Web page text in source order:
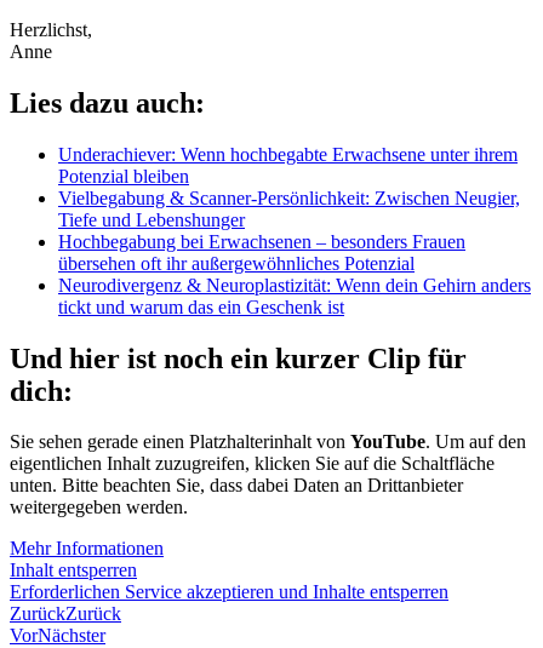
Herzlichst,
Anne
Lies dazu auch:
Underachiever: Wenn hochbegabte Erwachsene unter ihrem
Potenzial bleiben
Vielbegabung & Scanner-Persönlichkeit: Zwischen Neugier,
Tiefe und Lebenshunger
Hochbegabung bei Erwachsenen – besonders Frauen
übersehen oft ihr außergewöhnliches Potenzial
Neurodivergenz & Neuroplastizität: Wenn dein Gehirn anders
tickt und warum das ein Geschenk ist
Und hier ist noch ein kurzer Clip für
dich:
Sie sehen gerade einen Platzhalterinhalt von YouTube. Um auf den
eigentlichen Inhalt zuzugreifen, klicken Sie auf die Schaltfläche
unten. Bitte beachten Sie, dass dabei Daten an Drittanbieter
weitergegeben werden.
Mehr Informationen
Inhalt entsperren
Erforderlichen Service akzeptieren und Inhalte entsperren
ZurückZurück
VorNächster